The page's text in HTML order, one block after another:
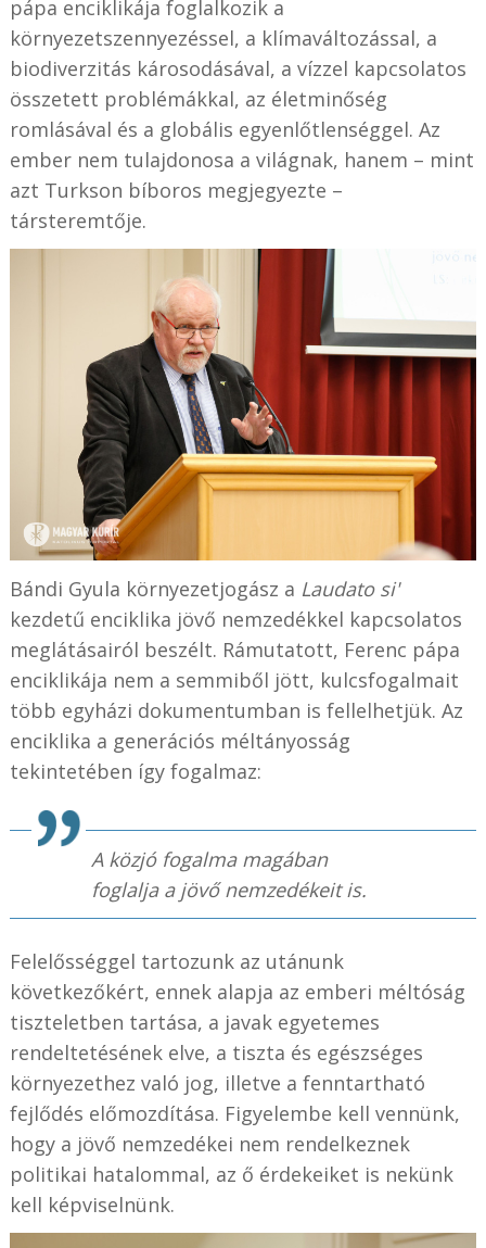
pápa enciklikája foglalkozik a
környezetszennyezéssel, a klímaváltozással, a
biodiverzitás károsodásával, a vízzel kapcsolatos
összetett problémákkal, az életminőség
romlásával és a globális egyenlőtlenséggel. Az
ember nem tulajdonosa a világnak, hanem – mint
azt Turkson bíboros megjegyezte –
társteremtője.
Bándi Gyula környezetjogász a Laudato si'
kezdetű enciklika jövő nemzedékkel kapcsolatos
meglátásairól beszélt. Rámutatott, Ferenc pápa
enciklikája nem a semmiből jött, kulcsfogalmait
több egyházi dokumentumban is fellelhetjük. Az
enciklika a generációs méltányosság
tekintetében így fogalmaz:
A közjó fogalma magában
foglalja a jövő nemzedékeit is.
Felelősséggel tartozunk az utánunk
következőkért, ennek alapja az emberi méltóság
tiszteletben tartása, a javak egyetemes
rendeltetésének elve, a tiszta és egészséges
környezethez való jog, illetve a fenntartható
fejlődés előmozdítása. Figyelembe kell vennünk,
hogy a jövő nemzedékei nem rendelkeznek
politikai hatalommal, az ő érdekeiket is nekünk
kell képviselnünk.